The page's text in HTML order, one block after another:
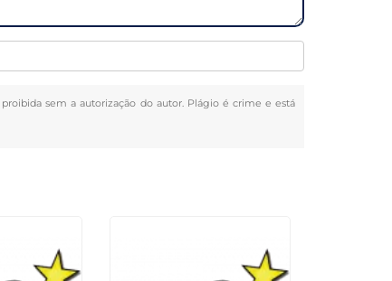
sem a autorização do autor. Plágio é crime e está